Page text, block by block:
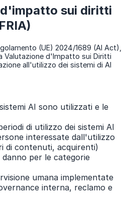
sui diritti
(UE) 2024/1689 (AI Act),
Valutazione d'Impatto sui Diritti
all'utilizzo dei sistemi di AI
AI sono utilizzati e le
di utilizzo dei sistemi AI
interessate dall'utilizzo
di contenuti, acquirenti)
danno per le categorie
umana implementate
interna, reclamo e